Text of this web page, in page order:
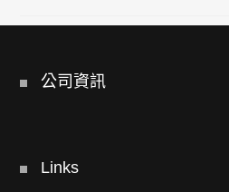
公司資訊
Links